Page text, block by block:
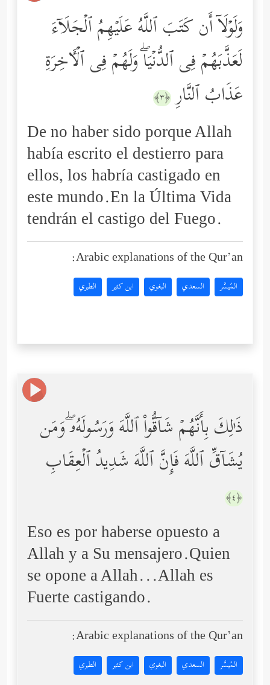
وَلَوۡلَاۤ أَن كَتَبَ ٱللَّهُ عَلَیۡهِمُ ٱلۡجَلَاۤءَ
لَعَذَّبَهُمۡ فِی ٱلدُّنۡیَاۖ وَلَهُمۡ فِی ٱلۡـَٔاخِرَةِ
عَذَابُ ٱلنَّارِ ﴿٣﴾
De no haber sido porque Allah
había escrito el destierro para
ellos, los habría castigado en
este mundo.En la Última Vida
tendrán el castigo del Fuego.
Arabic explanations of the Qur’an:
المُيسَّر السعدي البغوي ابن كثير الطبري
ذَ ٰ⁠لِكَ بِأَنَّهُمۡ شَاۤقُّواْ ٱللَّهَ وَرَسُولَهُۥۖ وَمَن
یُشَاۤقِّ ٱللَّهَ فَإِنَّ ٱللَّهَ شَدِیدُ ٱلۡعِقَابِ
﴿٤﴾
Eso es por haberse opuesto a
Allah y a Su mensajero.Quien
se opone a Allah...Allah es
Fuerte castigando.
Arabic explanations of the Qur’an:
المُيسَّر السعدي البغوي ابن كثير الطبري